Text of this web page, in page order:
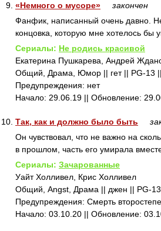
9. «Немного о мусоре»
закончен
Фанфик, написанный очень давно.
концовка, которую мне хотелось бы
Сериалы: Не родись красивой
Екатерина Пушкарева, Андрей
Общий, Драма, Юмор || гет || PG-13
Предупреждения: нет
Начало: 29.06.19 || Обновление:
10. Так, как и должно было быть
Он чувствовал, что не важно на
в прошлом, часть его умирала
Сериалы: Зачарованные
Уайт Холливел, Крис Холливел
Общий, Angst, Драма || джен || PG-
Предупреждения: Смерть
Начало: 03.10.20 || Обновление: